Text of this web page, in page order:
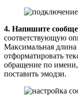
4. Напишите
соответствующую
Максимальная
отформатировать
обращение по
поставить эмодзи.